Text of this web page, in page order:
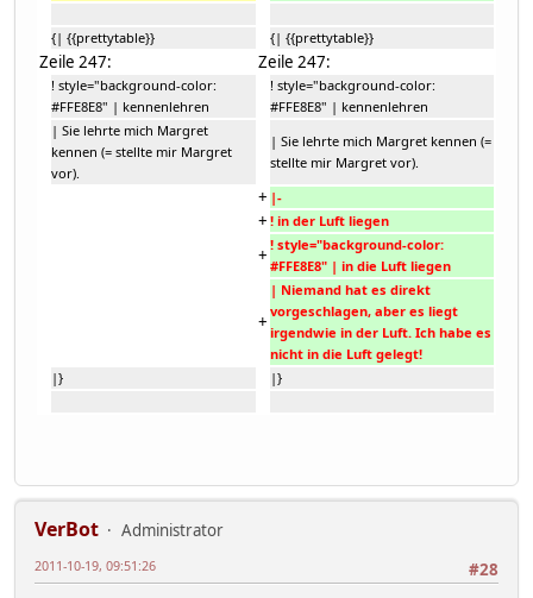
{| {{prettytable}} {| {{prettytable}}
Zeile 247: Zeile 247:
! style="background-color:
#FFE8E8" | kennenlehren
! style="background-color:
#FFE8E8" | kennenlehren
| Sie lehrte mich Margret
kennen (= stellte mir Margret
vor).
| Sie lehrte mich Margret kennen (=
stellte mir Margret vor).
+ |-
+ ! in der Luft liegen
+
! style="background-color:
#FFE8E8" | in die Luft liegen
+
| Niemand hat es direkt
vorgeschlagen, aber es liegt
irgendwie in der Luft. Ich habe es
nicht in die Luft gelegt!
|}
|}
VerBot
Administrator
#28
2011-10-19, 09:51:26